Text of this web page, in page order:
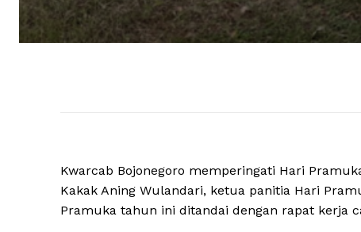
Kwarcab Bojonegoro memperingati Hari
Kakak Aning Wulandari, ketua panitia Hari
Pramuka tahun ini ditandai dengan rapat kerja